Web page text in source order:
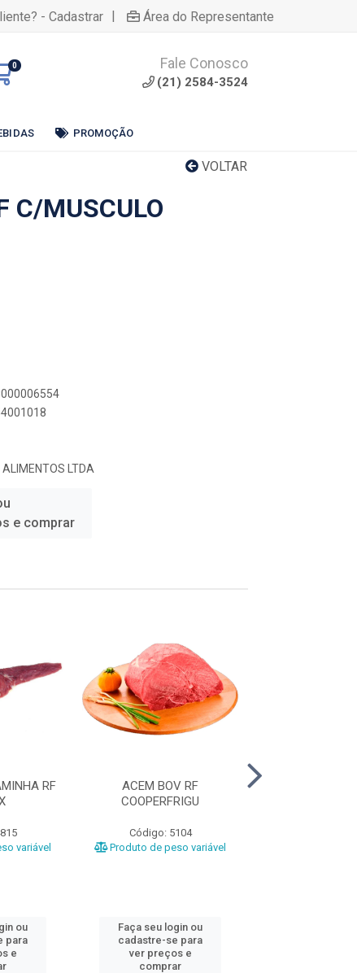
- Cadastrar | Área do Representante
0 Fale Conosco
(21) 2584-3524
PROMOÇÃO
VOLTAR
C/MUSCULO
LTDA
e comprar
RF
variável
ou
para
e
ACEM BOV RF
COOPERFRIGU
Código: 5104
Produto de peso variável
Faça seu login ou
cadastre-se para
ver preços e
comprar